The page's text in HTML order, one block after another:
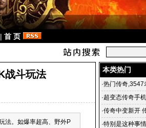
| 首 页
战斗玩法
法。如爆率超高、野外P
本类热门
·热门传奇,3547
戏哪个好玩
·超变态传奇手
1传奇中变手游
·传奇中变新开
么？
·特别是这种事